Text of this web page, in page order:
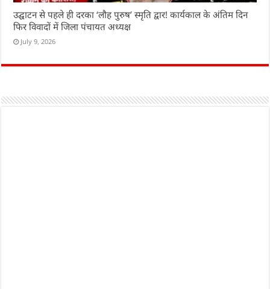
उद्घाटन से पहले ही दरका ‘लौह पुरुष’ स्मृति द्वार! कार्यकाल के अंतिम दिन
फिर विवादों में जिला पंचायत अध्यक्ष
July 9, 2026